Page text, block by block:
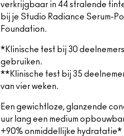
verkrijgbaar in 44 stralende
bij je Studio Radiance Serum-
Foundation.
*Klinische test bij 30
gebruiken.
**Klinische test bij 35
van vier weken.
Een gewichtloze, glanzende
uur lang een medium
+90% onmiddellijke hydratatie*